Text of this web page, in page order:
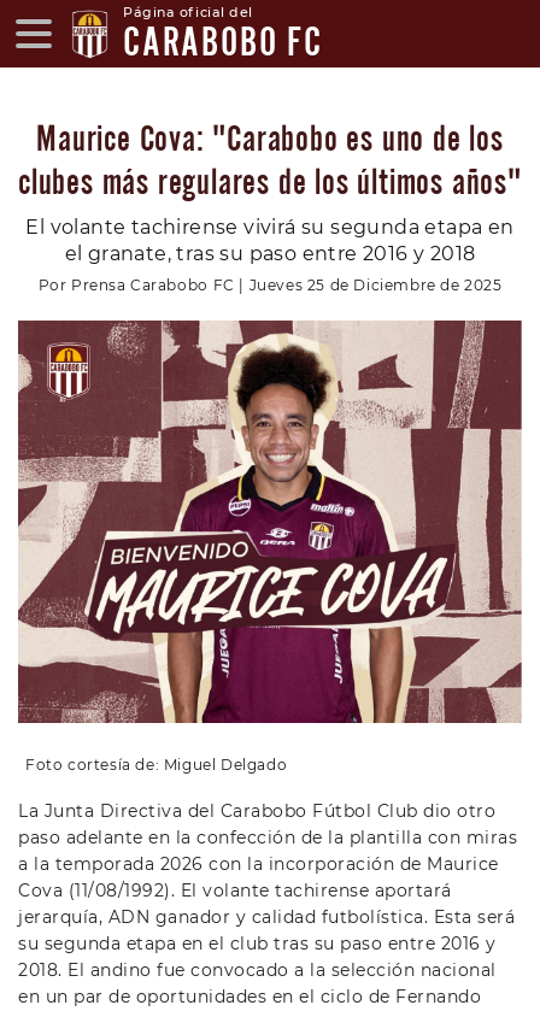
Página oficial del
CARABOBO FC
Maurice Cova: "Carabobo es uno de los
clubes más regulares de los últimos años"
El volante tachirense vivirá su segunda etapa en
el granate, tras su paso entre 2016 y 2018
Por Prensa Carabobo FC | Jueves 25 de Diciembre de 2025
Foto cortesía de: Miguel Delgado
La Junta Directiva del Carabobo Fútbol Club dio otro
paso adelante en la confección de la plantilla con miras
a la temporada 2026 con la incorporación de Maurice
Cova (11/08/1992). El volante tachirense aportará
jerarquía, ADN ganador y calidad futbolística. Esta será
su segunda etapa en el club tras su paso entre 2016 y
2018. El andino fue convocado a la selección nacional
en un par de oportunidades en el ciclo de Fernando